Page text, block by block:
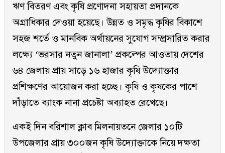
ঋণ বিতরণ এবং কৃষি প্রণোদনা সহায়তা প্রদানকে
অগ্রাধিকার দেওয়া হয়েছে। উন্নত ও সমৃদ্ধ কৃষির বিকাশে
সহজ শর্তে ও মানবিক অর্থায়নের সুযোগ সম্প্রসারিত করার
লক্ষ্যে ‘ভরসার নতুন জানালা’ প্রকল্পের আওতায় দেশের
৬৪ জেলায় প্রায় সাড়ে ১৬ হাজার কৃষি উদ্যোক্তার
প্রশিক্ষণের আয়োজন করা হচ্ছে। কৃষি ও কৃষকের পাশে
দাঁড়াতে ব্যাংক নানা প্রচেষ্টা অব্যাহত রেখেছে।
একই দিন বরিশাল ক্লাব মিলনায়তনে জেলার ১০টি
উপজেলার প্রায় ৩০০জন কৃষি উদ্যোক্তাকে নিয়ে দক্ষতা